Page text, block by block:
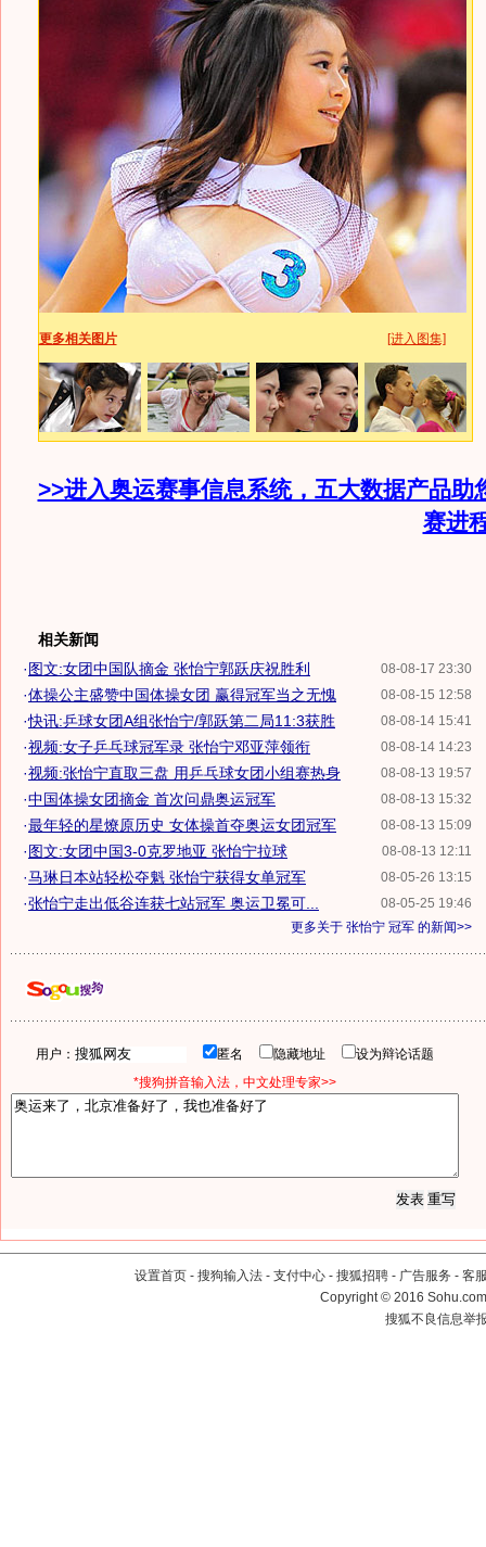
更多相关图片 [进入图集]
>>进入奥运赛事信息系统，五大数据产品助
赛进
相关新闻
08-08-17 23:30
·图文:女团中国队摘金 张怡宁郭跃庆祝胜利
08-08-15 12:58
·体操公主盛赞中国体操女团 赢得冠军当之无愧
08-08-14 15:41
·快讯:乒球女团A组张怡宁/郭跃第二局11:3获胜
08-08-14 14:23
·视频:女子乒乓球冠军录 张怡宁邓亚萍领衔
08-08-13 19:57
·视频:张怡宁直取三盘 用乒乓球女团小组赛热身
08-08-13 15:32
·中国体操女团摘金 首次问鼎奥运冠军
08-08-13 15:09
·最年轻的星燎原历史 女体操首夺奥运女团冠军
08-08-13 12:11
·图文:女团中国3-0克罗地亚 张怡宁拉球
08-05-26 13:15
·马琳日本站轻松夺魁 张怡宁获得女单冠军
08-05-25 19:46
·张怡宁走出低谷连获七站冠军 奥运卫冕可...
更多关于 张怡宁 冠军 的新闻>>
用户： 匿名 隐藏地址
设为辩论话题
*搜狗拼音输入法，中文处理专家>>
设置首页 - 搜狗输入法 - 支付中心 - 搜狐招聘 - 广告服务 - 客
Copyright©2016
搜狐不良信息举